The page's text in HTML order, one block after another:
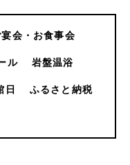
宴会・お食事会
ル 岩盤温浴
日 ふるさと納税